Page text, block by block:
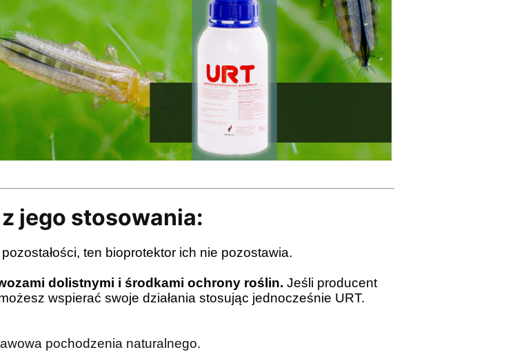
jego stosowania:
ten bioprotektor ich nie pozostawia.
dolistnymi i środkami ochrony roślin. Jeśli producent
wspierać swoje działania stosując jednocześnie URT.
pochodzenia naturalnego.